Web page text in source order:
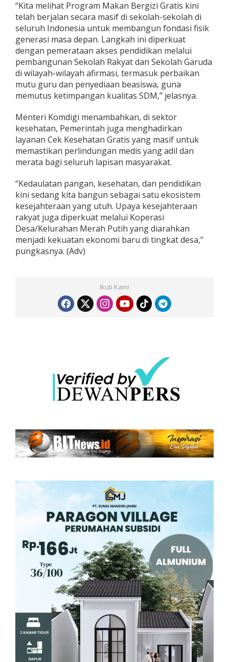
“Kita melihat Program Makan Bergizi Gratis kini
telah berjalan secara masif di sekolah-sekolah di
seluruh Indonesia untuk membangun fondasi fisik
generasi masa depan. Langkah ini diperkuat
dengan pemerataan akses pendidikan melalui
pembangunan Sekolah Rakyat dan Sekolah Garuda
di wilayah-wilayah afirmasi, termasuk perbaikan
mutu guru dan penyediaan beasiswa, guna
memutus ketimpangan kualitas SDM,” jelasnya.
Menteri Komdigi menambahkan, di sektor
kesehatan, Pemerintah juga menghadirkan
layanan Cek Kesehatan Gratis yang masif untuk
memastikan perlindungan medis yang adil dan
merata bagi seluruh lapisan masyarakat.
“Kedaulatan pangan, kesehatan, dan pendidikan
kini sedang kita bangun sebagai satu ekosistem
kesejahteraan yang utuh. Upaya kesejahteraan
rakyat juga diperkuat melalui Koperasi
Desa/Kelurahan Merah Putih yang diarahkan
menjadi kekuatan ekonomi baru di tingkat desa,”
pungkasnya. (Adv)
Ikuti Kami